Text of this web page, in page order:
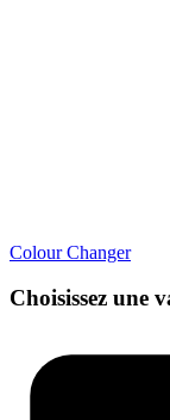
Colour Changer
Choisissez une